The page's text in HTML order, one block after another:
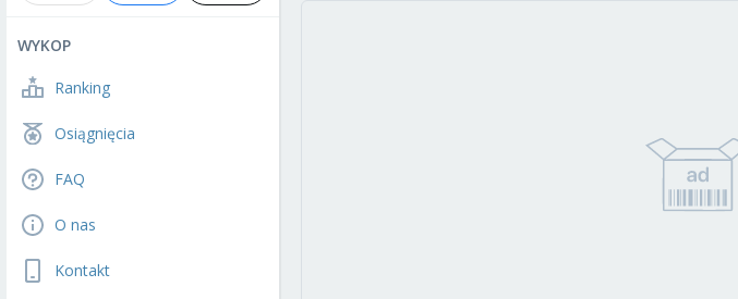
WYKOP
Ranking
Osiągnięcia
FAQ
O nas
Kontakt